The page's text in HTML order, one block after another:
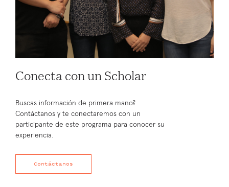
Conecta con un Scholar
Buscas información de primera mano?
Contáctanos y te conectaremos con un
participante de este programa para conocer su
experiencia.
Contáctanos